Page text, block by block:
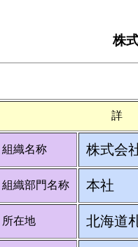
株
詳
組織名称 株式会
組織部門名称 本社
所在地 北海道